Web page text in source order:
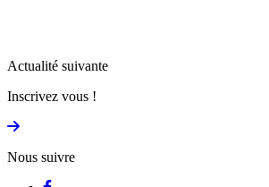
Actualité suivante
Inscrivez vous !
Nous suivre